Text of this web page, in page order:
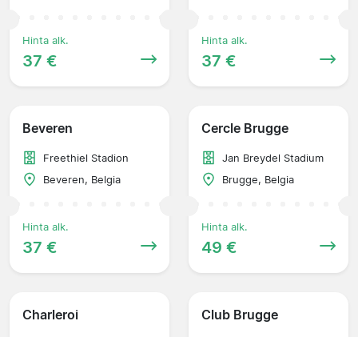
Hinta alk.
37 €
Hinta alk.
37 €
Beveren
Freethiel Stadion
Beveren, Belgia
Hinta alk.
37 €
Cercle Brugge
Jan Breydel Stadium
Brugge, Belgia
Hinta alk.
49 €
Charleroi Club Brugge